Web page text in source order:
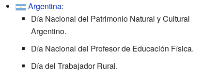
Argentina:
Día Nacional del Patrimonio Natural y Cultural
Argentino.
Día Nacional del Profesor de Educación Física.
Día del Trabajador Rural.